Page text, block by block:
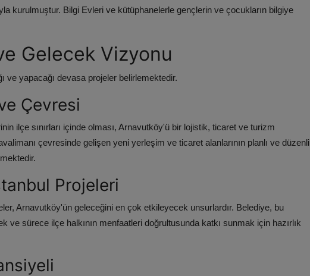
kurulmuştur. Bilgi Evleri ve kütüphanelerle gençlerin ve çocukların bilgiye
Gelecek Vizyonu
ve yapacağı devasa projeler belirlemektedir.
Çevresi
ilçe sınırları içinde olması, Arnavutköy'ü bir lojistik, ticaret ve turizm
çevresinde gelişen yeni yerleşim ve ticaret alanlarının planlı ve düzenli
Projeleri
Arnavutköy'ün geleceğini en çok etkileyecek unsurlardır. Belediye, bu
ve sürece ilçe halkının menfaatleri doğrultusunda katkı sunmak için hazırlık